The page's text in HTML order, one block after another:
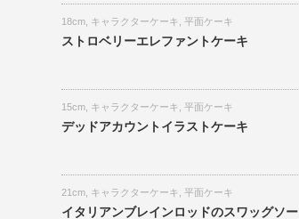
18cm キャラクターケーキ 平面ケーキ
ストロベリーエレファントケーキ
15cm キャラクターケーキ 平面ケーキ
デッドアカウントイラストケーキ
21cm キャラクターケーキ 平面ケーキ
イタリアンブレインロッドのスワッグソー